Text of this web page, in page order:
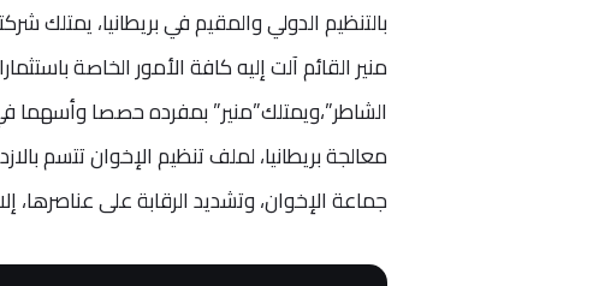
بالتنظيم الدولي والمقيم في بريطانيا، يمتلك
منير القائم آلت إليه كافة الأمور الخاصة
معالجة بريطانيا، لملف تنظيم الإخوان تتسم
جماعة الإخوان، وتشديد الرقابة على